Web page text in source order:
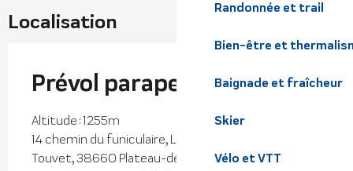
Randonnée et trail
Bien-être et
Baignade et fraîcheur
Skier
Vélo et VTT
Localisation
Prévol parapente
Altitude : 1255m
14 chemin du funiculaire, Le chalet, Saint-Hilaire du
Touvet, 38660 Plateau-des-Petites-Roches